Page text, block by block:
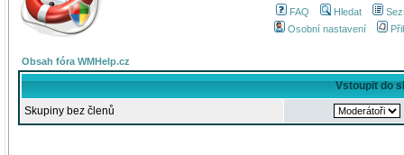
FAQ Hledat
Osobní nastavení
Obsah fóra WMHelp.cz
Vstoupit do
Skupiny bez členů